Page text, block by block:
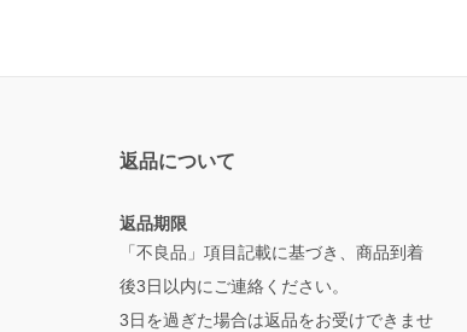
返品について
返品期限
「不良品」項目記載に基づき、商品到着
後3日以内にご連絡ください。
3日を過ぎた場合は返品をお受けできませ